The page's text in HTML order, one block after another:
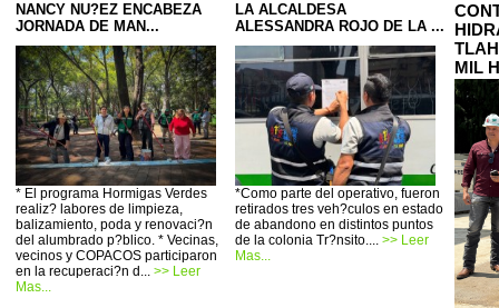
NANCY NU?EZ ENCABEZA
JORNADA DE MAN...
* El programa Hormigas Verdes
realiz? labores de limpieza,
balizamiento, poda y renovaci?n
del alumbrado p?blico. * Vecinas,
vecinos y COPACOS participaron
en la recuperaci?n d... >> Leer
Mas...
LA ALCALDESA
ALESSANDRA ROJO DE LA ...
*Como parte del operativo, fueron
retirados tres veh?culos en estado
de abandono en distintos puntos
de la colonia Tr?nsito.... >> Leer
Mas...
MIL